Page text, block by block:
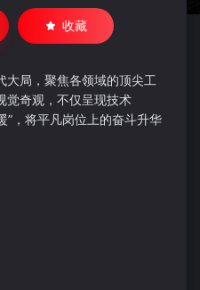
收藏
大局，聚焦各领域的顶尖工
觉奇观，不仅呈现技术
”，将平凡岗位上的奋斗升华